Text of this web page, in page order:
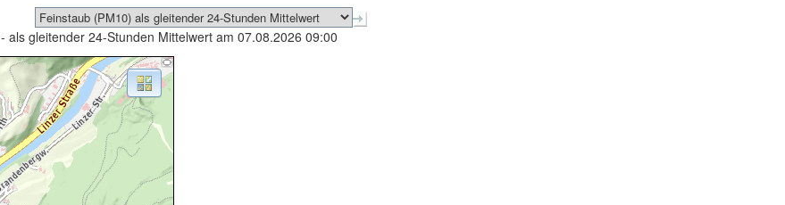
- als gleitender 24-Stunden Mittelwert am 07.08.2026 09:00